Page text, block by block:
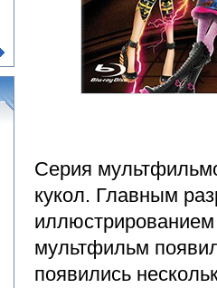
Серия
кукол. Главным
мультфильм
появились